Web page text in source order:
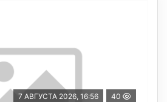
7 АВГУСТА 2026, 16:56 40